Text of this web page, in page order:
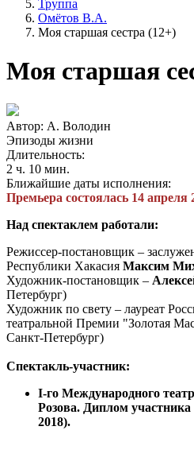
Труппа
Омётов В.А.
Моя старшая сестра (12+)
Моя старшая
Автор: А. Володин
Эпизоды жизни
Длительность:
2 ч. 10 мин.
Ближайшие даты исполнения:
Премьера состоялась 14 апреля
Над спектаклем работали:
Режиссер-постановщик –
Республики Хакасия Максим
Художник-постановщик –
Петербург)
Художник по свету – лауреат
театральной Премии "Золотая
Санкт-Петербург)
Спектакль-участник:
I-го Международного
Розова. Диплом
2018).